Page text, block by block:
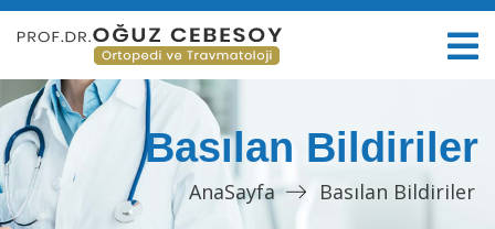
Basılan Bildiriler
AnaSayfa Basılan Bildiriler